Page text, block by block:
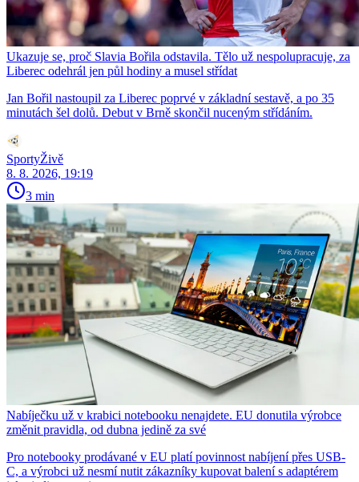
Ukazuje se, proč Slavia Bořila odstavila. Tělo už nespolupracuje, za
Liberec odehrál jen půl hodiny a musel střídat
Jan Bořil nastoupil za Liberec poprvé v základní sestavě, a po 35
minutách šel dolů. Debut v Brně skončil nuceným střídáním.
SportyŽivě
8. 8. 2026, 19:19
3 min
Nabíječku už v krabici notebooku nenajdete. EU donutila výrobce
změnit pravidla, od dubna jedině za své
Pro notebooky prodávané v EU platí povinnost nabíjení přes USB-
C, a výrobci už nesmí nutit zákazníky kupovat balení s adaptérem